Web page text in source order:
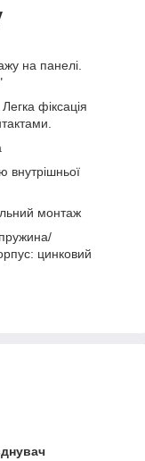
на панелі.
фіксація
внутрішньої
монтаж
цинковий